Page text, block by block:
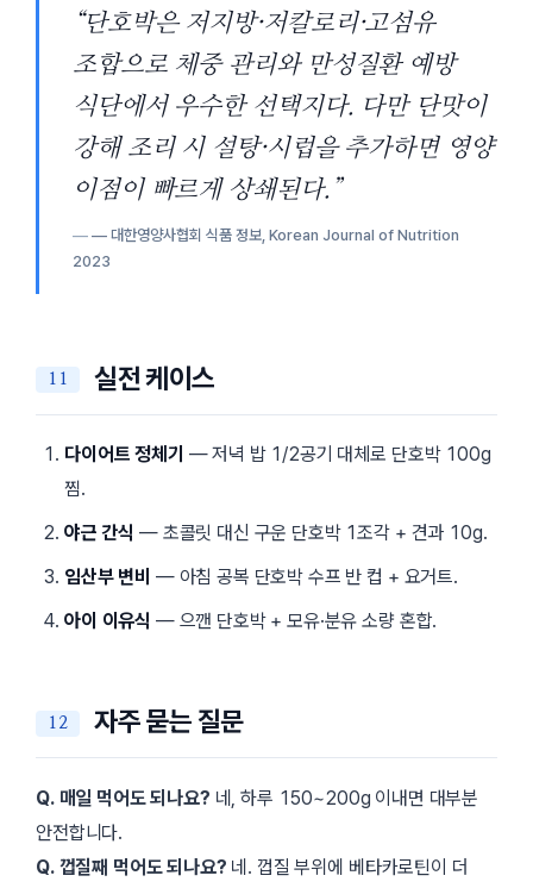
“단호박은 저지방·저칼로리·고섬유
조합으로 체중 관리와 만성질환 예방
식단에서 우수한 선택지다. 다만 단맛이
강해 조리 시 설탕·시럽을 추가하면 영양
이점이 빠르게 상쇄된다.”
— 대한영양사협회 식품 정보, Korean Journal of Nutrition
2023
실전 케이스
다이어트 정체기 — 저녁 밥 1/2공기 대체로 단호박 100g
찜.
야근 간식 — 초콜릿 대신 구운 단호박 1조각 + 견과 10g.
임산부 변비 — 아침 공복 단호박 수프 반 컵 + 요거트.
아이 이유식 — 으깬 단호박 + 모유·분유 소량 혼합.
자주 묻는 질문
Q. 매일 먹어도 되나요? 네, 하루 150~200g 이내면 대부분
안전합니다.
Q. 껍질째 먹어도 되나요? 네. 껍질 부위에 베타카로틴이 더